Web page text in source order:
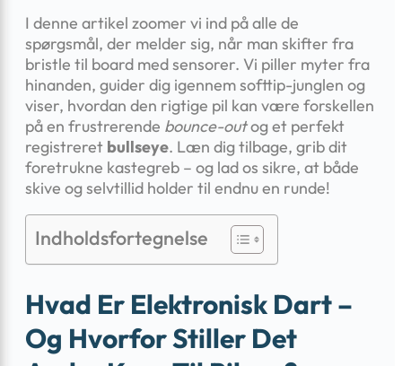
I denne artikel zoomer vi ind på alle de
spørgsmål, der melder sig, når man skifter fra
bristle til board med sensorer. Vi piller myter fra
hinanden, guider dig igennem softtip-junglen og
viser, hvordan den rigtige pil kan være forskellen
på en frustrerende bounce-outog et perfekt
registreret bullseye. Læn dig tilbage, grib dit
foretrukne kastegreb – og lad os sikre, at både
skive og selvtillid holder til endnu en runde!
Indholdsfortegnelse
Hvad Er Elektronisk Dart –
Og Hvorfor Stiller Det